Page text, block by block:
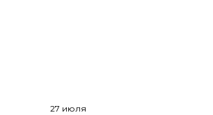
27 июля